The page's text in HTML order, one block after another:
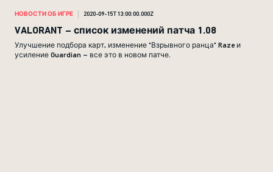
НОВОСТИ ОБ ИГРЕ 2020-09-15T13:00:00.000Z
VALORANT – список изменений патча 1.08
Улучшение подбора карт, изменение "Взрывного ранца" Raze и
усиление Guardian – все это в новом патче.